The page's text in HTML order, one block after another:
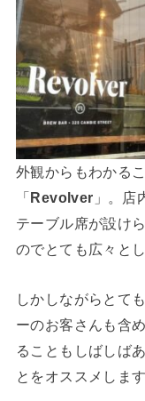
外観からもわかる
「Revolver 」。店
テーブル席が設け
のでとても広々と
しかしながらとて
ーのお客さんも含
ることもしばしば
とをオススメします